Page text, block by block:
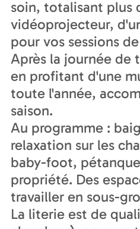
soin, totalisant plus
vidéoprojecteur,
pour vos sessions
Après la journée de
en profitant d'une
toute l'année,
saison.
Au programme :
relaxation sur les
baby-foot,
propriété. Des
travailler en sous-
La literie est de